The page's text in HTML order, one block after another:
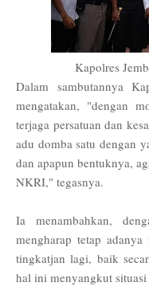
Kapolres
Dalam sambutannya
mengatakan, "dengan
terjaga persatuan dan
adu domba satu dengan
dan apapun bentuknya,
NKRI," tegasnya.
Ia menambahkan,
mengharap tetap
tingkatjan lagi, baik
hal ini menyangkut